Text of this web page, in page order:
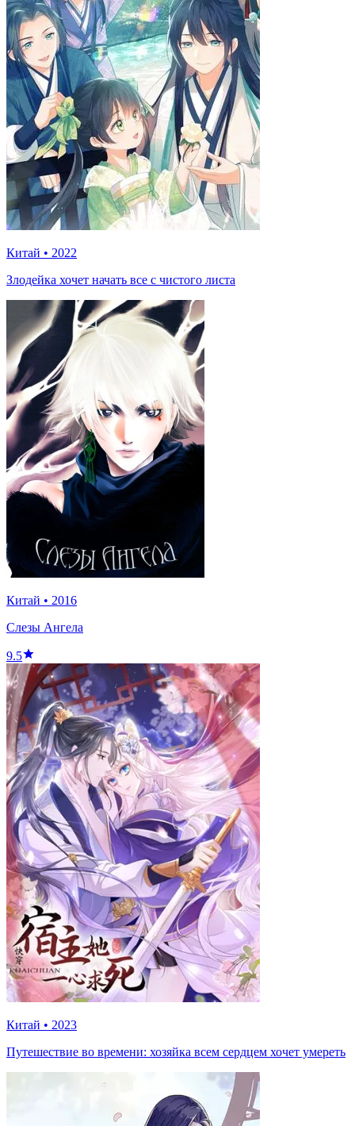
Китай • 2022
Злодейка хочет начать все с чистого листа
Китай • 2016
Слезы Ангела
9.5
Китай • 2023
Путешествие во времени: хозяйка всем сердцем хочет умереть